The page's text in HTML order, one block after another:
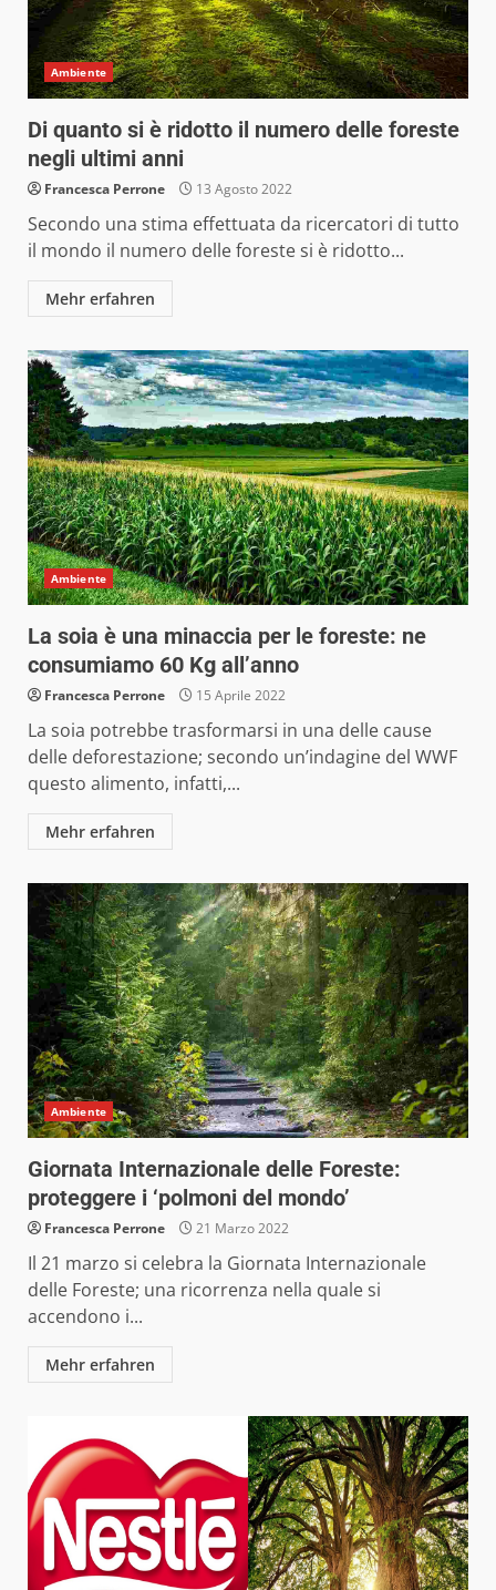
Ambiente
Di quanto si è ridotto il numero delle foreste
negli ultimi anni
Francesca Perrone 13 Agosto 2022
Secondo una stima effettuata da ricercatori di tutto
il mondo il numero delle foreste si è ridotto...
Mehr erfahren
Ambiente
La soia è una minaccia per le foreste: ne
consumiamo 60 Kg all’anno
Francesca Perrone 15 Aprile 2022
La soia potrebbe trasformarsi in una delle cause
delle deforestazione; secondo un’indagine del WWF
questo alimento, infatti,...
Mehr erfahren
Ambiente
Giornata Internazionale delle Foreste:
proteggere i ‘polmoni del mondo’
Francesca Perrone 21 Marzo 2022
Il 21 marzo si celebra la Giornata Internazionale
delle Foreste; una ricorrenza nella quale si
accendono i...
Mehr erfahren